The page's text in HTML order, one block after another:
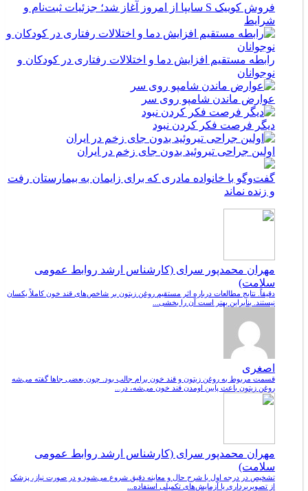
فروش کوییک S سایپا از امروز آغاز شد؛ جزئیات ثبت‌نام و
شرایط
رابطه مستقیم افزایش دما و اختلالات رفتاری در کودکان و
نوجوانان
عوارض ماندن شامپو روی سر
دیگر فرصت فکر کردن نبود
اولین جراحی تیروئید بدون جای زخم در ایران
گفت‌وگو با خانواده مادری که برای زایمان به بیمارستان رفت
و زنده نماند
مهران محمدپور سرای (کارشناس ارشد روابط عمومی
سلامت)
دقیقاً. نتایج مطالعات درباره اثر مستقیم روغن زیتون بر شاخص‌های قند خون کاملاً یکسان
نیستند. بنابراین بهتر است آن را بخشی...
اصغری
قسمت مربوط به روغن زیتون و قند خون برام جالب بود. چون بعضی جاها گفته می‌شه
روغن زیتون باعث پایین اومدن قند خون می‌شه، در...
مهران محمدپور سرای (کارشناس ارشد روابط عمومی
سلامت)
تشخیص در درجه اول با شرح حال و معاینه دقیق شروع می‌شود و در صورت نیاز، پزشک
از تصویربرداری یا آزمایش‌های تکمیلی استفاده...